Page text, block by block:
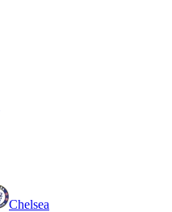
Chelsea